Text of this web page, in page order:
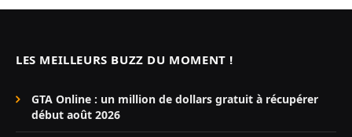
LES MEILLEURS BUZZ DU MOMENT !
GTA Online : un million de dollars gratuit à récupérer
début août 2026